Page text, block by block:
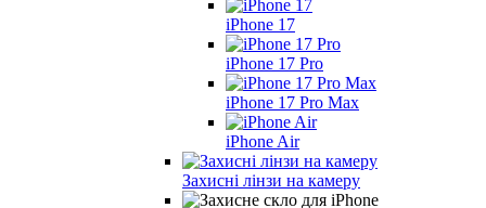
iPhone 17
iPhone 17 Pro
iPhone 17 Pro Max
iPhone Air
Захисні лінзи на камеру